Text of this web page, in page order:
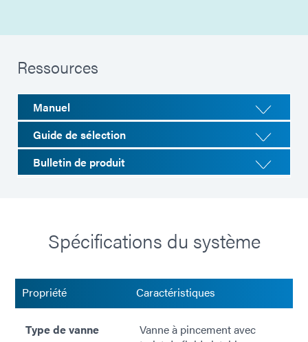
Ressources
Manuel
Guide de sélection
Bulletin de produit
Spécifications du système
Propriété Caractéristiques
Type de vanne
Vanne à pincement avec